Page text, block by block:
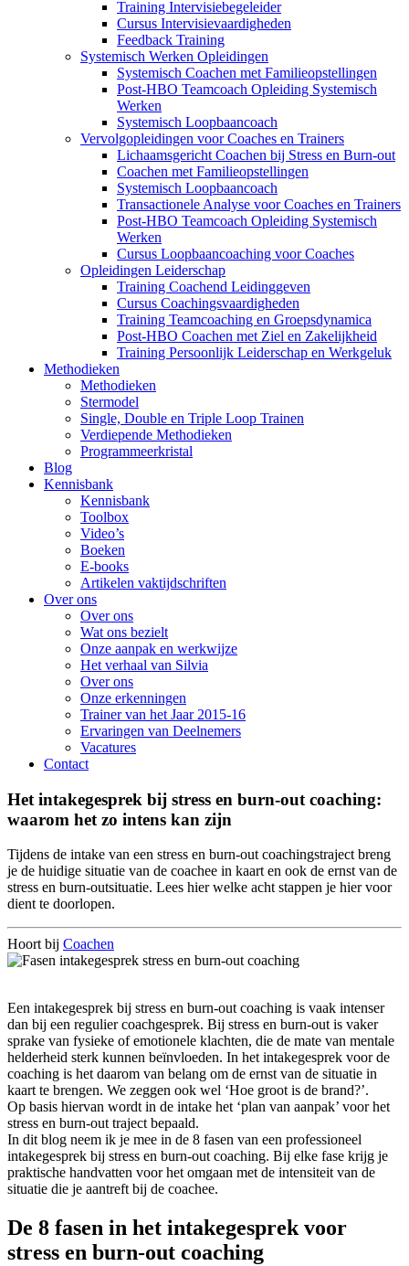
Training Intervisiebegeleider
Cursus Intervisievaardigheden
Feedback Training
Systemisch Werken Opleidingen
Systemisch Coachen met Familieopstellingen
Post-HBO Teamcoach Opleiding Systemisch
Werken
Systemisch Loopbaancoach
Vervolgopleidingen voor Coaches en Trainers
Lichaamsgericht Coachen bij Stress en Burn-out
Coachen met Familieopstellingen
Systemisch Loopbaancoach
Transactionele Analyse voor Coaches en Trainers
Post-HBO Teamcoach Opleiding Systemisch
Werken
Cursus Loopbaancoaching voor Coaches
Opleidingen Leiderschap
Training Coachend Leidinggeven
Cursus Coachingsvaardigheden
Training Teamcoaching en Groepsdynamica
Post-HBO Coachen met Ziel en Zakelijkheid
Training Persoonlijk Leiderschap en Werkgeluk
Methodieken
Methodieken
Stermodel
Single, Double en Triple Loop Trainen
Verdiepende Methodieken
Programmeerkristal
Blog
Kennisbank
Kennisbank
Toolbox
Video’s
Boeken
E-books
Artikelen vaktijdschriften
Over ons
Over ons
Wat ons bezielt
Onze aanpak en werkwijze
Het verhaal van Silvia
Over ons
Onze erkenningen
Trainer van het Jaar 2015-16
Ervaringen van Deelnemers
Vacatures
Contact
Het intakegesprek bij stress en burn-out coaching:
waarom het zo intens kan zijn
Tijdens de intake van een stress en burn-out coachingstraject breng
je de huidige situatie van de coachee in kaart en ook de ernst van de
stress en burn-outsituatie. Lees hier welke acht stappen je hier voor
dient te doorlopen.
Hoort bij Coachen
Een intakegesprek bij stress en burn-out coaching is vaak intenser
dan bij een regulier coachgesprek. Bij stress en burn-out is vaker
sprake van fysieke of emotionele klachten, die de mate van mentale
helderheid sterk kunnen beïnvloeden. In het intakegesprek voor de
coaching is het daarom van belang om de ernst van de situatie in
kaart te brengen. We zeggen ook wel ‘Hoe groot is de brand?’.
Op basis hiervan wordt in de intake het ‘plan van aanpak’ voor het
stress en burn-out traject bepaald.
In dit blog neem ik je mee in de 8 fasen van een professioneel
intakegesprek bij stress en burn-out coaching. Bij elke fase krijg je
praktische handvatten voor het omgaan met de intensiteit van de
situatie die je aantreft bij de coachee.
De 8 fasen in het intakegesprek voor
stress en burn-out coaching